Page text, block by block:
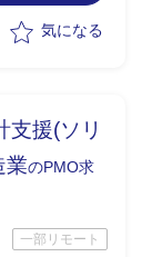
気になる
支援(ソリ
業のPMO求
一部リモート